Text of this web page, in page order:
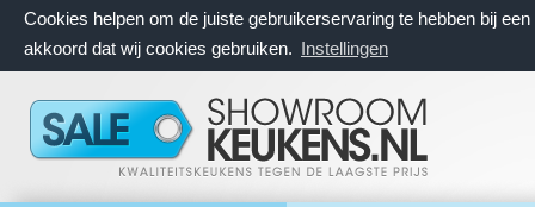
Cookies helpen om de juiste gebruikerservaring te hebben bij
akkoord dat wij cookies gebruiken. Instellingen